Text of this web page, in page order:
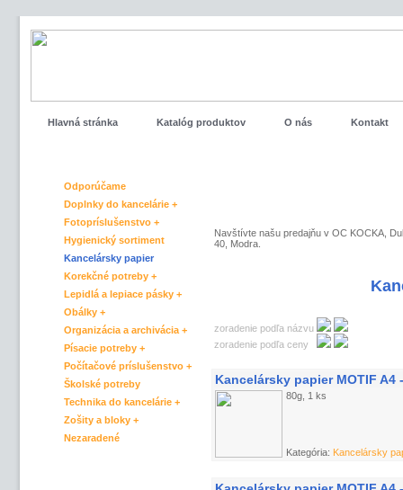
Hlavná stránka Katalóg produktov O nás Kontakt
Odporúčame
Doplnky do kancelárie +
Fotopríslušenstvo +
Hygienický sortiment
Kancelársky papier
Korekčné potreby +
Lepidlá a lepiace pásky +
Obálky +
Organizácia a archivácia +
Písacie potreby +
Počítačové príslušenstvo +
Školské potreby
Technika do kancelárie +
Zošity a bloky +
Nezaradené
Vitajte na www.papiernet.sk !
Navštívte našu predajňu v OC KOCKA,
40, Modra.
zoradenie podľa názvu
zoradenie podľa ceny
Kancelársky papier MOTIF A4
80g, 1 ks
Kategória: Kancelársky